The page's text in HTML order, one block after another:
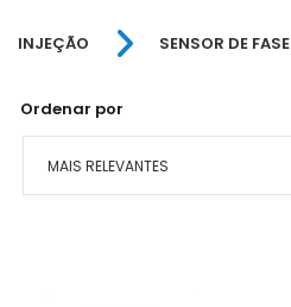
INJEÇÃO SENSOR DE FASE
Ordenar por
MAIS RELEVANTES